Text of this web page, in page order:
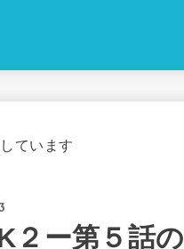
ています
２ー第５話